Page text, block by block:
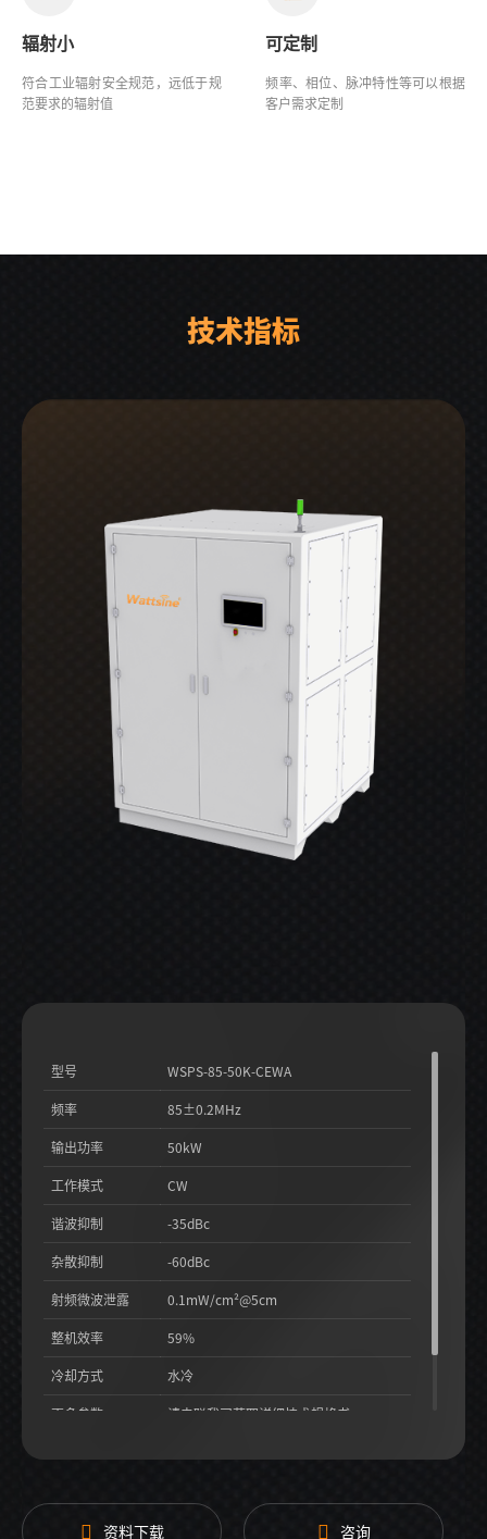
辐射小
符合工业辐射安全规范，远低于规
范要求的辐射值
可定制
频率、相位、脉冲特性等可以根据
客户需求定制
技术指标
型号 WSPS-85-50K-CEWA
频率 85±0.2MHz
输出功率 50kW
工作模式 CW
谐波抑制 -35dBc
杂散抑制 -60dBc
射频微波泄露 0.1mW/cm²@5cm
整机效率 59%
冷却方式 水冷
更多参数 请电联我司获取详细技术规格书
资料下载 咨询